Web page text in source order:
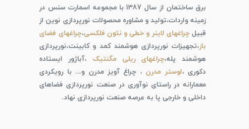
برق ساختمان از سال 1387 با مجموعه اسمارت سنس در
زمینه واردات،تولید و مشاوره محصولات نورپردازی نوین از
قبیلچراغهای لاینر و خطی و نئون فلکسی،چراغهای فضای
باز،تجهیزات نورپردازی هوشمند کمد و کابینت،نورپردازی
هوشمند پله،چراغهای ریلی مگنتیک ،آباژور ایستاده
دکوری ،لوستر مدرن ، چراغ آویز مدرن و... با رویکردی
معمارانه در راستای نوآوری در صنعت نورپردازی فضاهای
داخلی و خارجی پا به عرصه صنعت نورپردازی نهاد.